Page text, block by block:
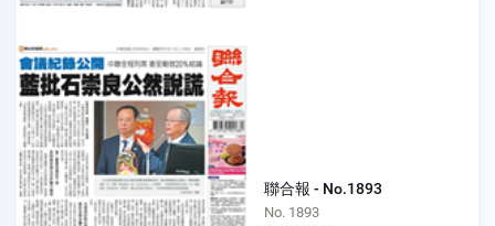
聯合報 - No.1893
No. 1893